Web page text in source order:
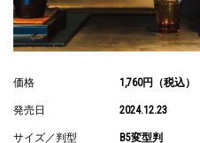
価格 1,760円（税込）
発売日 2024.12.23
サイズ／判型 B5変型判